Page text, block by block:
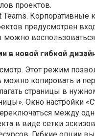
проектов.
Корпоративные
предусмотрен
в новой гибкой
Этот режим
можно копировать и
страницы в
Окно настройки
между
в виде сетки